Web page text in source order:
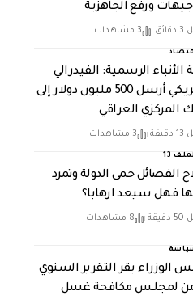
ورفع الجاهزية
3 مشاهدات
الأنباء الرسمية: الفيدرالي
الأمريكي أرسل 500 مليون دولار إلى
المركزي العراقي
3 مشاهدات
13
الفصائل حمى الدولة وتمرد
فهل سيعد ارهابا؟
8 مشاهدات
الوزراء يقر التقرير السنوي
لمجلـس مكافحة غسل